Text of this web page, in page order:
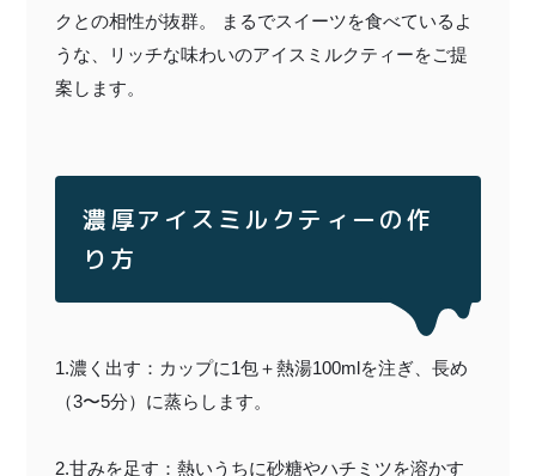
クとの相性が抜群。 まるでスイーツを食べているよ
うな、リッチな味わいのアイスミルクティーをご提
案します。
濃厚アイスミルクティーの作
り方
1.濃く出す：カップに1包＋熱湯100mlを注ぎ、長め
（3〜5分）に蒸らします。
2.甘みを足す：熱いうちに砂糖やハチミツを溶かす